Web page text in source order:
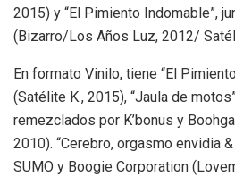
2015) y “El Pimiento Indomable”,
(Bizarro/Los Años Luz, 2012/
En formato Vinilo, tiene “El
(Satélite K., 2015), “Jaula de
remezclados por K’bonus y
2010). “Cerebro, orgasmo envidia
SUMO y Boogie Corporation